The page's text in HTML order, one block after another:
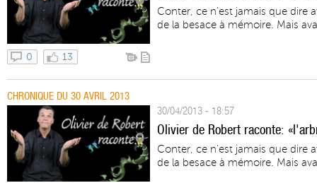
0 13
Conter, ce n'est jamais que dire
de la besace à mémoire. Mais
CHRONIQUE DU 30 AVRIL 2013
30/04/2013 - 18:57
Olivier de Robert raconte:
Conter, ce n'est jamais que dire
de la besace à mémoire. Mais